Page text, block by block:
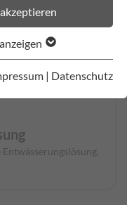
| Datenschutz